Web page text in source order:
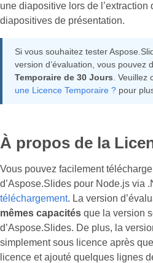
une diapositive lors de l’extraction
diapositives de présentation.
Si vous souhaitez tester
version d’évaluation, vous pouvez
Temporaire de 30 Jours . Veuillez
une Licence Temporaire ? pour
À propos de la
Vous pouvez facilement
d’Aspose.Slides pour Node.js via
téléchargement. La version
mêmes capacités que la version
d’Aspose.Slides. De plus, la
simplement sous licence après
licence et ajouté quelques lignes